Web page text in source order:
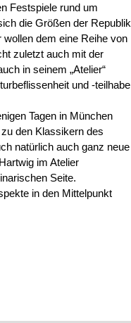
Festspiele rund um
die Größen der Republik
dem eine Reihe von
zuletzt auch mit der
in seinem „Atelier“
und -teilhabe
Tagen in München
den Klassikern des
natürlich auch ganz neue
im Atelier
Seite.
in den Mittelpunkt